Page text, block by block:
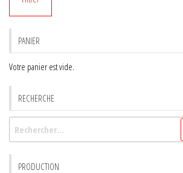
PANIER
Votre panier est vide.
RECHERCHE
PRODUCTION